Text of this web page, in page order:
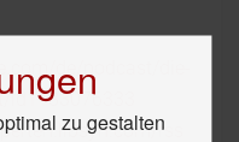
de/podcast/die-
rss
zu gestalten